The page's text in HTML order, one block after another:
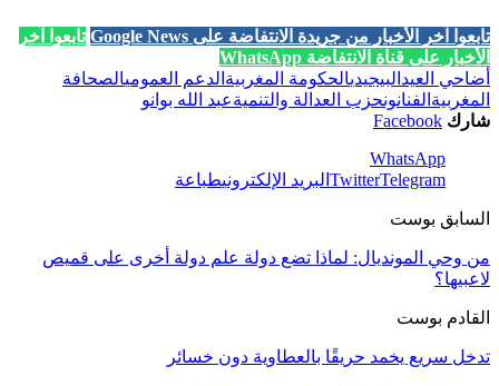
تابعوا آخر الأخبار من جريدة الانتفاضة على Google News
تابعوا آخر
الأخبار على قناة الانتفاضة WhatsApp
أضاحي العيد البيجيديالحكومة المغربية الدعم العموميالصحافة
المغربية الفنانونحزب العدالة والتنميةعبد الله بوانو
شارك Facebook
WhatsApp
TwitterTelegram البريد الإلكترونيطباعة
السابق بوست
من وحي المونديال: لماذا تضع دولة علم دولة أخرى على قميص
لاعبيها؟
القادم بوست
تدخل سريع يخمد حريقًا بالعطاوية دون خسائر